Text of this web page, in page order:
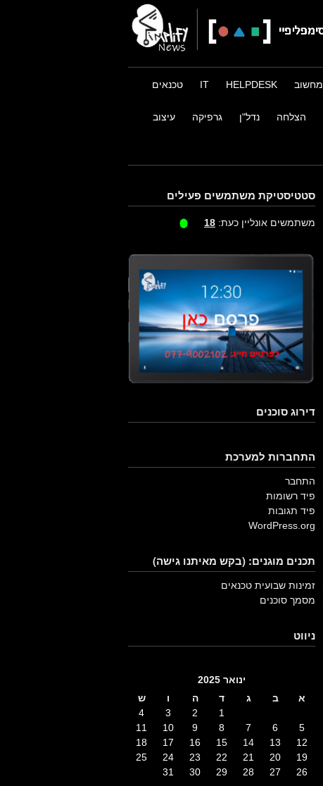
מחשוב HELPDESK
IT טכנאים
הצלחה נדל"ן גרפיקה עיצוב
סטטיסטיקת משתמשים פעילים
משתמשים אונליין כעת: 18
דירוג סוכנים
התחברות למערכת
התחבר
פיד רשומות
פיד תגובות
WordPress.org
תכנים מוגנים: (בקש מאיתנו גישה)
זמינות שבועית טכנאים
מסמך סוכנים
ניווט
ינואר 2025
א
ב ג ד ה ו
ש
1
2
3
4
5
6
7
8
9
10
11
12
13
14
15
16
17
18
19
20
21
22
23
24
25
26
27
28
29
30
31